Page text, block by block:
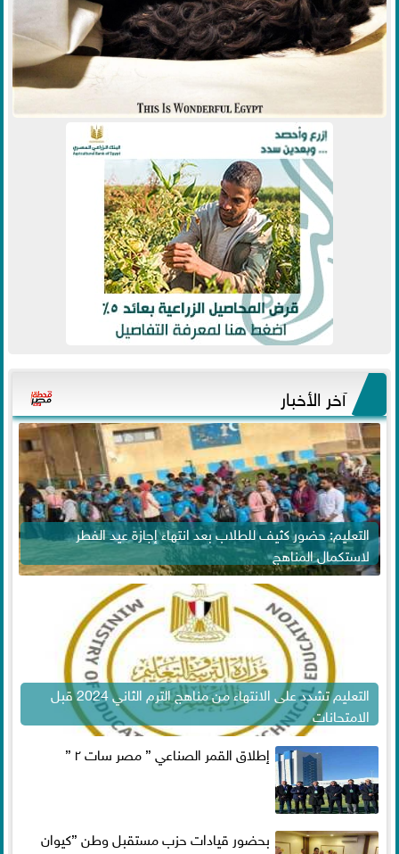
آخر الأخبار
التعليم: حضور كثيف للطلاب بعد انتهاء إجازة عيد الفطر
لاستكمال المناهج
التعليم تشدد على الانتهاء من مناهج الترم الثاني 2024 قبل
الامتحانات
إطلاق القمر الصناعي ” مصر سات ٢ ”
بحضور قيادات حزب مستقبل وطن ”كيوان